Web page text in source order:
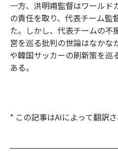
一方、洪明甫監督はワールド
の責任を取り、代表チーム監
た。しかし、代表チームの不
営を巡る批判の世論はなかな
や韓国サッカーの刷新策を巡
ある。
* この記事はAIによって翻訳さ